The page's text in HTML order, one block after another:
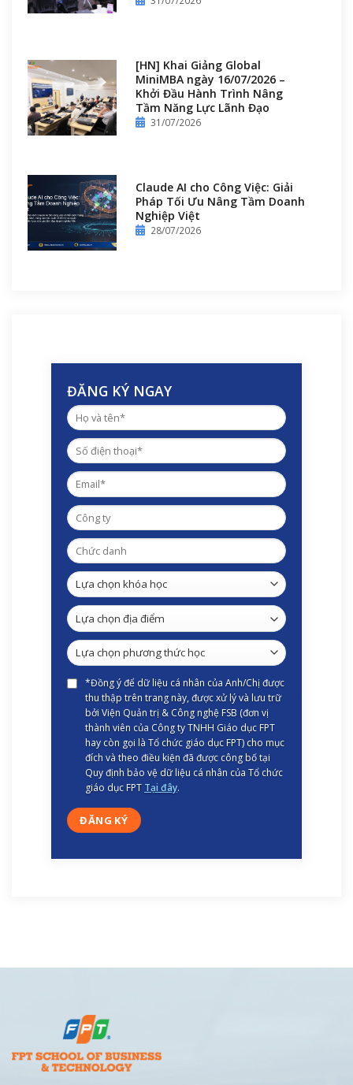
[HN] Khai Giảng Global
MiniMBA ngày 16/07/2026 –
Khởi Đầu Hành Trình Nâng
Tầm Năng Lực Lãnh Đạo
31/07/2026
Claude AI cho Công Việc: Giải
Pháp Tối Ưu Nâng Tầm Doanh
Nghiệp Việt
28/07/2026
ĐĂNG KÝ NGAY
*Đồng ý để dữ liệu cá nhân của Anh/Chị được
thu thập trên trang này, được xử lý và lưu trữ
bởi Viện Quản trị & Công nghệ FSB (đơn vị
thành viên của Công ty TNHH Giáo dục FPT
hay còn gọi là Tổ chức giáo dục FPT) cho mục
đích và theo điều kiện đã được công bố tại
Quy định bảo vệ dữ liệu cá nhân của Tổ chức
giáo dục FPT Tại đây.